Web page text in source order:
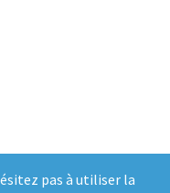
pas à utiliser la